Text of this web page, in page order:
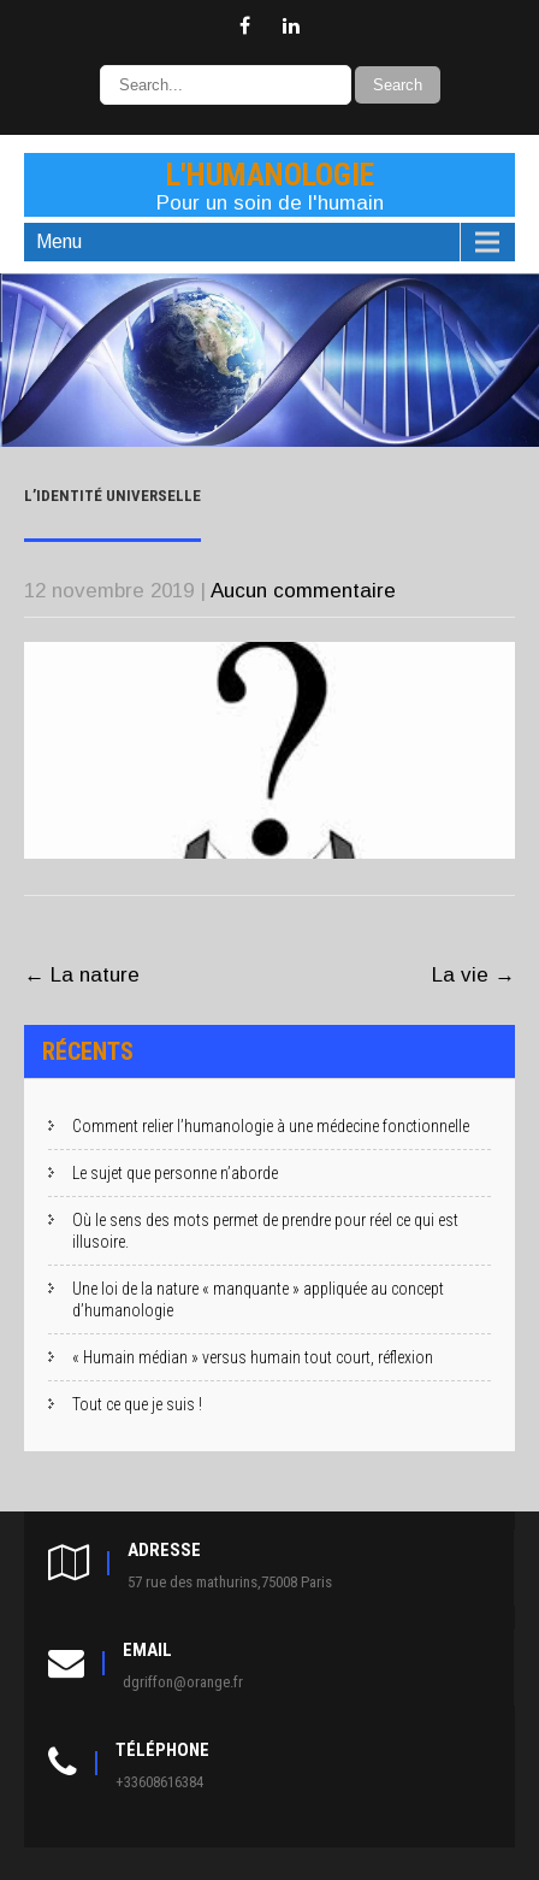
L'HUMANOLOGIE
Pour un soin de l'humain
Menu
L’IDENTITÉ UNIVERSELLE
12 novembre 2019 Aucun commentaire
NAVIGATION
← La nature La vie →
RÉCENTS
Comment relier l’humanologie à une médecine fonctionnelle
Le sujet que personne n’aborde
Où le sens des mots permet de prendre pour réel ce qui est
illusoire.
Une loi de la nature « manquante » appliquée au concept
d’humanologie
« Humain médian » versus humain tout court, réflexion
Tout ce que je suis !
ADRESSE
57 rue des mathurins,75008 Paris
EMAIL
dgriffon@orange.fr
TÉLÉPHONE
+33608616384